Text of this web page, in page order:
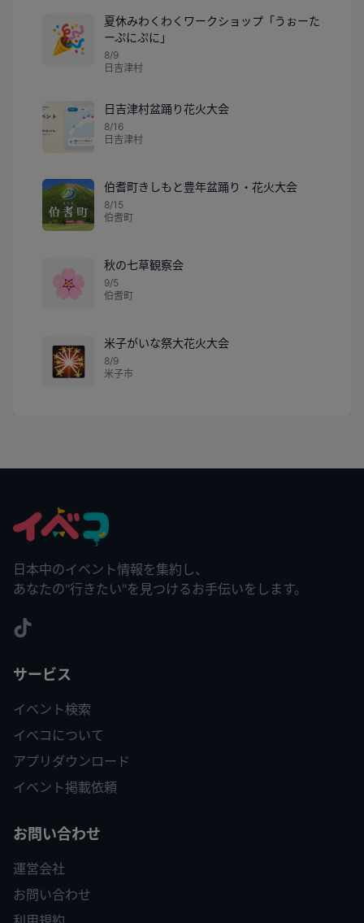
🎉
夏休みわくわくワークショップ「うぉーた
ーぷにぷに」
8/9
日吉津村
日吉津村盆踊り花火大会
8/16
日吉津村
伯耆町きしもと豊年盆踊り・花火大会
8/15
伯耆町
🌸
秋の七草観察会
9/5
伯耆町
🎇
米子がいな祭大花火大会
8/9
米子市
日本中のイベント情報を集約し、
あなたの"行きたい"を見つけるお手伝いをします。
サービス
イベント検索
イベコについて
アプリダウンロード
イベント掲載依頼
お問い合わせ
運営会社
お問い合わせ